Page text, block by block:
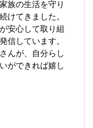
族の生活を守り
けてきました。
安心して取り組
信しています。
んが、自分らし
ができれば嬉し